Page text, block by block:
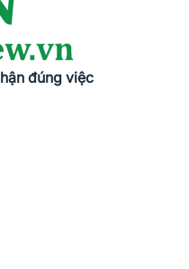
vài lưu ý được gửi đến bạn
lý
năng chuyên môn và kinh
chốt. Giúp xử lý các tình
việc, mang lại hiệu quả và
làm việc nhóm hay xử lý
đúng việc